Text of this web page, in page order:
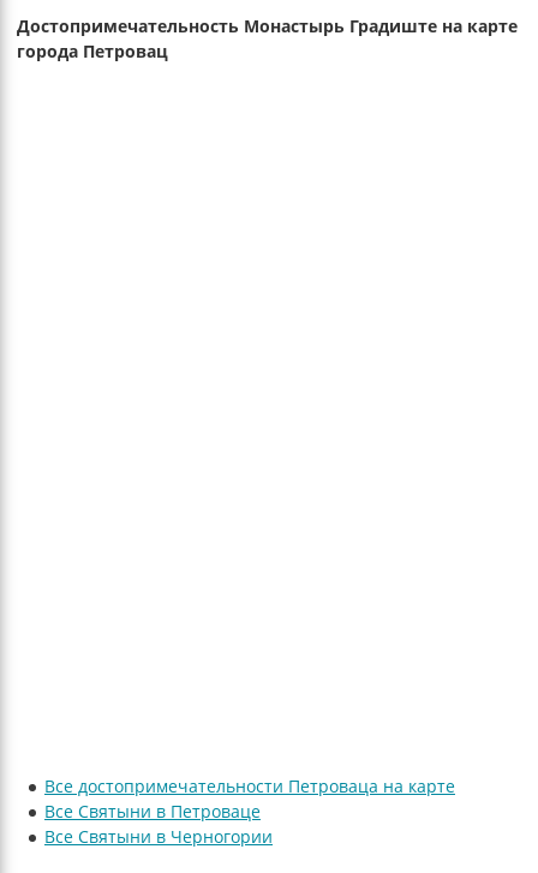
Достопримечательность Монастырь Градиште на карте
города Петровац
Все достопримечательности Петроваца на карте
Все Святыни в Петроваце
Все Святыни в Черногории